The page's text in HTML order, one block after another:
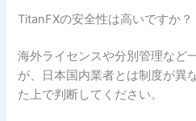
TitanFXの安全性は高いですか？
海外ライセンスや分別管理など
が、日本国内業者とは制度が異
た上で判断してください。